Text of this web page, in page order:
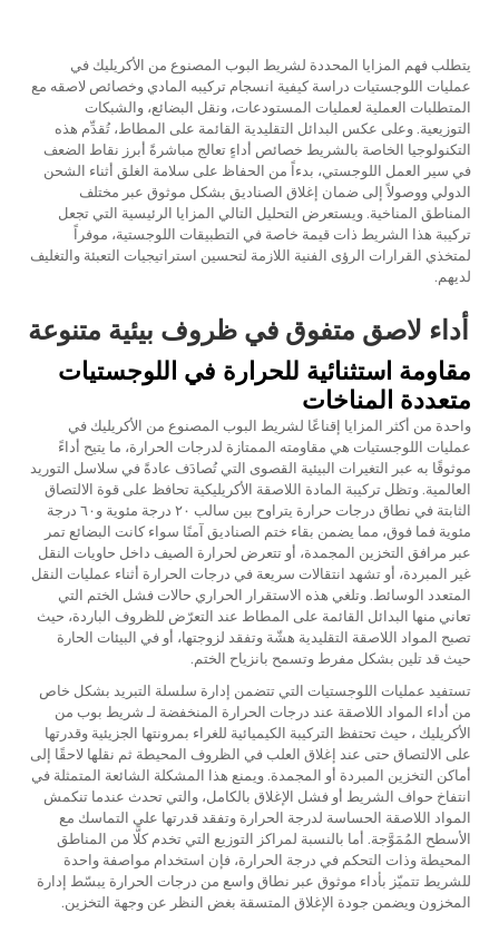
يتطلب فهم المزايا المحددة لشريط البوب المصنوع من الأكريليك في
عمليات اللوجستيات دراسة كيفية انسجام تركيبه المادي وخصائص لاصقه مع
المتطلبات العملية لعمليات المستودعات، ونقل البضائع، والشبكات
التوزيعية. وعلى عكس البدائل التقليدية القائمة على المطاط، تُقدِّم هذه
التكنولوجيا الخاصة بالشريط خصائص أداءٍ تعالج مباشرةً أبرز نقاط الضعف
في سير العمل اللوجستي، بدءاً من الحفاظ على سلامة الغلق أثناء الشحن
الدولي ووصولاً إلى ضمان إغلاق الصناديق بشكل موثوق عبر مختلف
المناطق المناخية. ويستعرض التحليل التالي المزايا الرئيسية التي تجعل
تركيبة هذا الشريط ذات قيمة خاصة في التطبيقات اللوجستية، موفراً
لمتخذي القرارات الرؤى الفنية اللازمة لتحسين استراتيجيات التعبئة والتغليف
لديهم.
أداء لاصق متفوق في ظروف بيئية متنوعة
مقاومة استثنائية للحرارة في اللوجستيات
متعددة المناخات
واحدة من أكثر المزايا إقناعًا لشريط البوب المصنوع من الأكريليك في
عمليات اللوجستيات هي مقاومته الممتازة لدرجات الحرارة، ما يتيح أداءً
موثوقًا به عبر التغيرات البيئية القصوى التي تُصادَف عادةً في سلاسل التوريد
العالمية. وتظل تركيبة المادة اللاصقة الأكريليكية تحافظ على قوة الالتصاق
الثابتة في نطاق درجات حرارة يتراوح بين سالب ٢٠ درجة مئوية و٦٠ درجة
مئوية فما فوق، مما يضمن بقاء ختم الصناديق آمنًا سواء كانت البضائع تمر
عبر مرافق التخزين المجمدة، أو تتعرض لحرارة الصيف داخل حاويات النقل
غير المبردة، أو تشهد انتقالات سريعة في درجات الحرارة أثناء عمليات النقل
المتعدد الوسائط. وتلغي هذه الاستقرار الحراري حالات فشل الختم التي
تعاني منها البدائل القائمة على المطاط عند التعرّض للظروف الباردة، حيث
تصبح المواد اللاصقة التقليدية هشّة وتفقد لزوجتها، أو في البيئات الحارة
حيث قد تلين بشكل مفرط وتسمح بانزياح الختم.
تستفيد عمليات اللوجستيات التي تتضمن إدارة سلسلة التبريد بشكل خاص
من أداء المواد اللاصقة عند درجات الحرارة المنخفضة لـ شريط بوب من
الأكريليك ، حيث تحتفظ التركيبة الكيميائية للغراء بمرونتها الجزيئية وقدرتها
على الالتصاق حتى عند إغلاق العلب في الظروف المحيطة ثم نقلها لاحقًا إلى
أماكن التخزين المبردة أو المجمدة. ويمنع هذا المشكلة الشائعة المتمثلة في
انتفاخ حواف الشريط أو فشل الإغلاق بالكامل، والتي تحدث عندما تنكمش
المواد اللاصقة الحساسة لدرجة الحرارة وتفقد قدرتها على التماسك مع
الأسطح المُمَوَّجة. أما بالنسبة لمراكز التوزيع التي تخدم كلًّا من المناطق
المحيطة وذات التحكم في درجة الحرارة، فإن استخدام مواصفة واحدة
للشريط تتميّز بأداء موثوق عبر نطاق واسع من درجات الحرارة يبسّط إدارة
المخزون ويضمن جودة الإغلاق المتسقة بغض النظر عن وجهة التخزين.